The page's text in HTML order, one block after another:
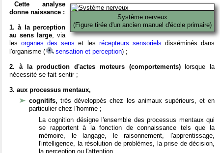
Système nerveux
(Figure tirée d'un ancien manuel d'école primaire)
Cette analyse
donne naissance :
1. à la perception
au sens large, via
lesorganes des sens et les récepteurs sensoriels disséminés dans
l'organisme (
sensation et perception) ;
2. à la production d'actes moteurs (comportements)lorsque la
nécessité se fait sentir ;
3. aux processus mentaux,
cognitifs,très développés chez les animaux supérieurs, et en
particulier chez l'homme ;
La cognition désigne l'ensemble des processus mentaux qui
se rapportent à la fonction de connaissance tels que la
mémoire, le langage, le raisonnement, l'apprentissage,
l'intelligence, la résolution de problèmes, la prise de décision,
la perception ou l'attention…